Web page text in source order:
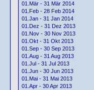
01.Mär - 31 Mär 2014
01.Feb - 28 Feb 2014
01.Jan - 31 Jan 2014
01.Dez - 31 Dez 2013
01.Nov - 30 Nov 2013
01.Okt - 31 Okt 2013
01.Sep - 30 Sep 2013
01.Aug - 31 Aug 2013
01.Jul - 31 Jul 2013
01.Jun - 30 Jun 2013
01.Mai - 31 Mai 2013
01.Apr - 30 Apr 2013